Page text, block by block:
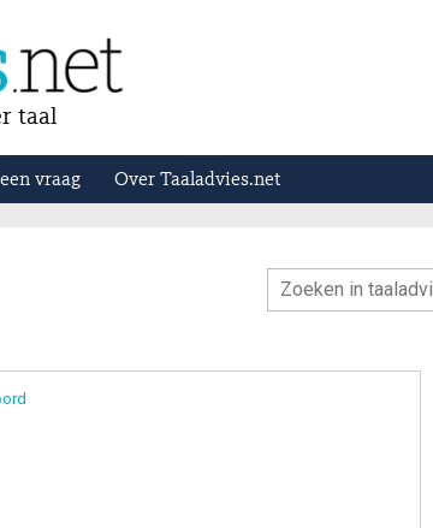
taal
vraag Over Taaladvies.net